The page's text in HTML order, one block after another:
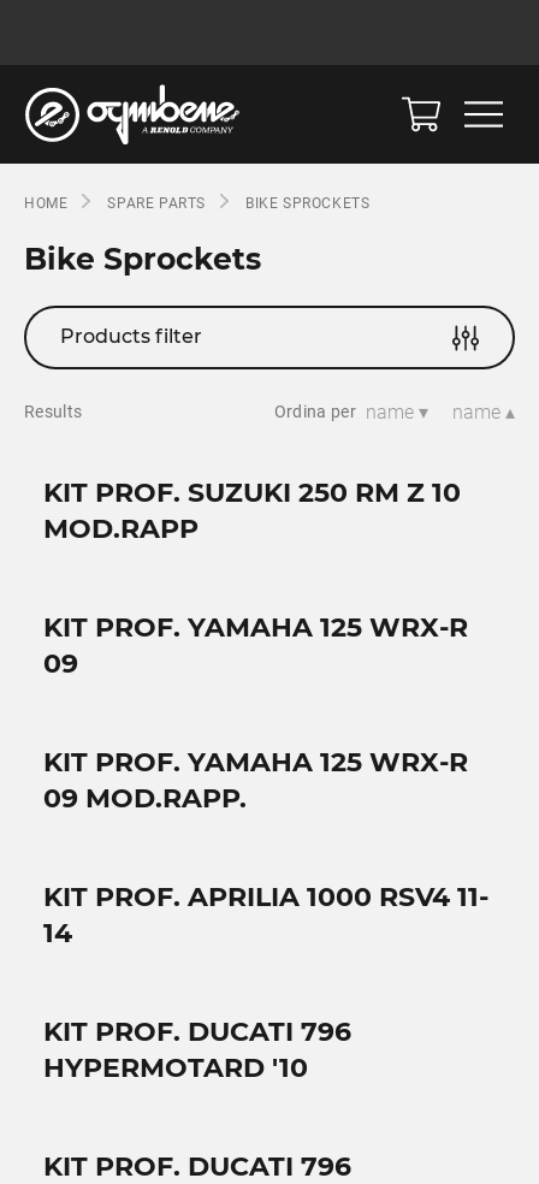
HOME SPARE PARTS BIKE SPROCKETS
Bike Sprockets
Products filter
Results Ordina per name ▾ name ▴
KIT PROF. SUZUKI 250 RM Z 10
MOD.RAPP
KIT PROF. YAMAHA 125 WRX-R
09
KIT PROF. YAMAHA 125 WRX-R
09 MOD.RAPP.
KIT PROF. APRILIA 1000 RSV4 11-
14
KIT PROF. DUCATI 796
HYPERMOTARD '10
KIT PROF. DUCATI 796